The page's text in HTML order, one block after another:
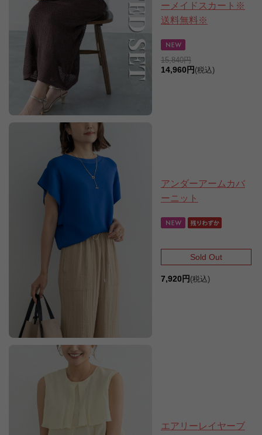
ーメイドスカート※
送料無料※
15,840円
14,960円 (税込)
アンダーアームカバ
ーニット
Sold Out
7,920円 (税込)
エアリーレイヤーブ